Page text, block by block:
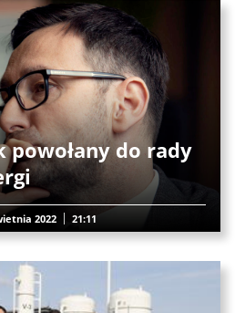
powołany do rady
2022 21:11